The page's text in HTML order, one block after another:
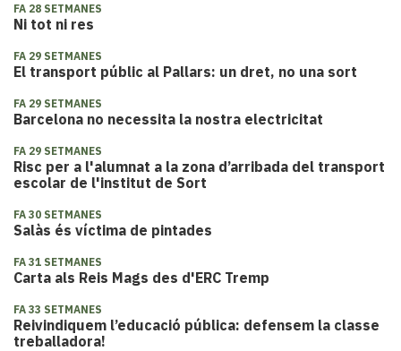
FA 28 SETMANES
Ni tot ni res
FA 29 SETMANES
El transport públic al Pallars: un dret, no una sort
FA 29 SETMANES
Barcelona no necessita la nostra electricitat
FA 29 SETMANES
Risc per a l'alumnat a la zona d’arribada del transport
escolar de l'institut de Sort
FA 30 SETMANES
Salàs és víctima de pintades
FA 31 SETMANES
Carta als Reis Mags des d'ERC Tremp
FA 33 SETMANES
Reivindiquem l’educació pública: defensem la classe
treballadora!